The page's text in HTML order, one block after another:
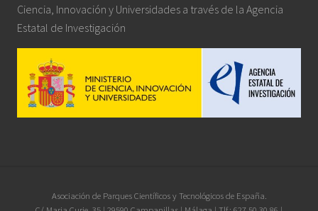
Ciencia, Innovación y Universidades a través de la Agencia
Estatal de Investigación
Asociación de Parques Científicos y Tecnológicos de España.